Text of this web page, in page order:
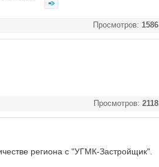
Просмотров: 1586
Просмотров: 2118
региона с "УГМК-Застройщик".